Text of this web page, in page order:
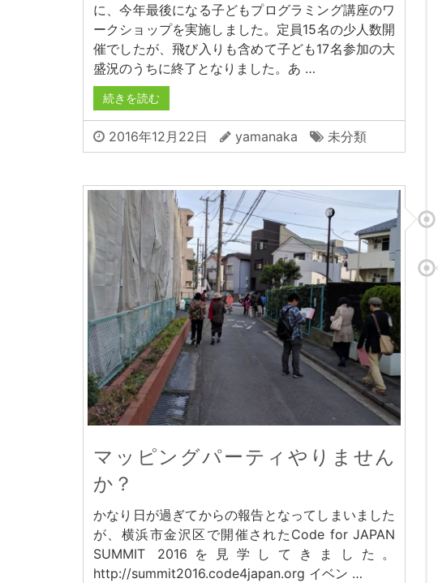
に、今年最後になる子どもプログラミング講座のワ
ークショップを実施しました。定員15名の少人数開
催でしたが、飛び入りも含めて子ども17名参加の大
盛況のうちに終了となりました。あ …
続きを読む
2016年12月22日 yamanaka 未分類
マッピングパーティやりません
か？
かなり日が過ぎてからの報告となってしまいました
が、横浜市金沢区で開催されたCode for JAPAN
SUMMIT 2016を見学してきました。
http://summit2016.code4japan.org イベン …